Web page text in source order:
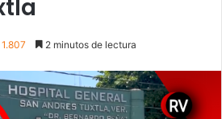
1.807 2 minutos de lectura